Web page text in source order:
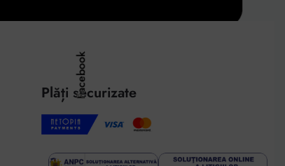
Plăți securizate
Facebook